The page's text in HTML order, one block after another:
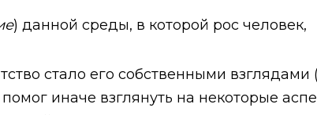
) данной среды, в которой рос человек,
стало его собственными
помог иначе взглянуть на некоторые